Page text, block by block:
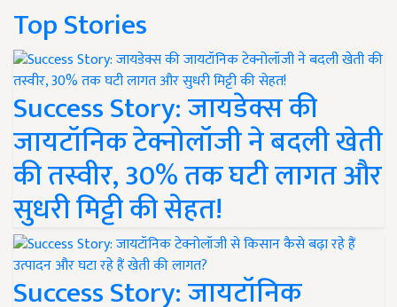
Top Stories
Success Story: जायडेक्स की
जायटॉनिक टेक्नोलॉजी ने बदली खेती
की तस्वीर, 30% तक घटी लागत और
सुधरी मिट्टी की सेहत!
Success Story: जायटॉनिक